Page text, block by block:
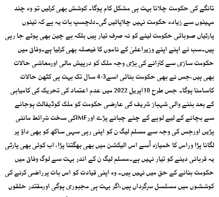
تانگے کی حکومت چلانا بہت ہی مشکل کام ہوگا۔ کوشش بھی کرلیں تو وہ چند
مہینوں سے زیادہ حکومت نہیں چلاپائیں گی۔دلچسپ بات یہ ہے کہ تینوں
پارٹیاں صوبائی حکومت لینے کو نہ صرف تیار ہیں بلکہ بے چین بھی ہوئے جا رہی
ہیں۔سب نے اپنے اپنے وزیراعلیٰ کے ناموں کا فیصلہ بھی کرلیا ہے۔وفاق میں
حکومت سازی سے کترانے کی بڑی وجہ ملک کو درپیش مالی اورمعاشی حالات
بھی ہیں،جس نے بھی حکومت بنائی اسے3-4 سال تک بہت ہی کٹھن حالات
کاسامنا ہوگا۔ جس طرح 10اپریل 2022 میں عدم اعتماد کی تحریک کی کامیابی
کے بعد بننے والی شہباز شریف کی عارضی حکومت کو ملک کوڈیفالٹ ہوجانے
سے بچانے کے لیے لوہے کے چنے چبانے پڑے اورIMFکی سخت شرائط ماننی
پڑیں اورجس کی وجہ سے مسلم لیگ ن کو اپنی رہی سہی ساکھ کو بھی داؤ پر
لگانا پڑا وراس کا خمیازہ اُسے اس الیکشن میں بھی بھگتنا پڑا، اب کوئی بھی پارٹی
یہ قربانی دینے کو تیار نہیں ہے۔مسلم لیگ ن کے اندر بہت سے لوگ وفاق میں
حکومت بنانے کے حق میں نہیں ہیں۔ وہ اپنی قیادت کو اس بات پرراضی کرنے کی
کوششوں میں مسلسل سرگرداں ہیں،اگر بہت ہی مجبوری ہوگی اورمقتدر حلقوں